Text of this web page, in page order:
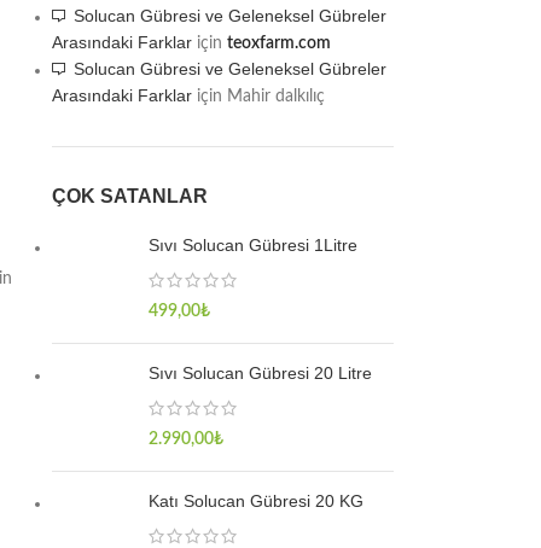
Solucan Gübresi ve Geleneksel Gübreler
Arasındaki Farklariçin teoxfarm.com
Solucan Gübresi ve Geleneksel Gübreler
Arasındaki Farklariçin Mahir dalkılıç
ÇOK SATANLAR
Sıvı Solucan Gübresi 1Litre
499,00₺
Sıvı Solucan Gübresi 20 Litre
2.990,00₺
Katı Solucan Gübresi 20 KG